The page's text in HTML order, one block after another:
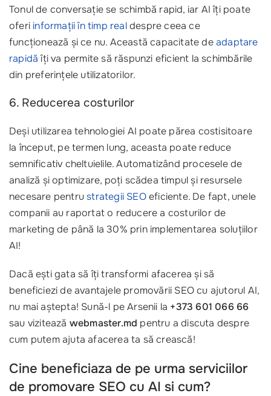
Tonul de conversație se schimbă rapid, iar AI îți poate
oferi informații în timp realdespre ceea ce
funcționează și ce nu. Această capacitate deadaptare
rapidăîți va permite să răspunzi eficient la schimbările
din preferințele utilizatorilor.
6. Reducerea costurilor
Deși utilizarea tehnologiei AI poate părea costisitoare
la început, pe termen lung, aceasta poate reduce
semnificativ cheltuielile. Automatizând procesele de
analiză și optimizare, poți scădea timpul și resursele
necesare pentrustrategii SEOeficiente. De fapt, unele
companii au raportat o reducere a costurilor de
marketing de până la 30% prin implementarea soluțiilor
AI!
Dacă ești gata să îți transformi afacerea și să
beneficiezi de avantajele promovării SEO cu ajutorul AI,
nu mai aștepta! Sună-l pe Arsenii la +373 601 066 66
sau vizitează webmaster.md pentru a discuta despre
cum putem ajuta afacerea ta să crească!
Cine beneficiaza de pe urma serviciilor
de promovare SEO cu AI si cum?